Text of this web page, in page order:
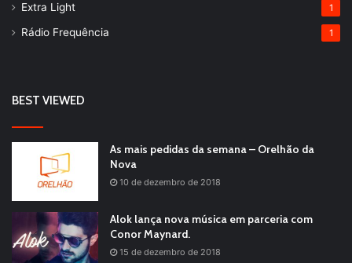
Extra Light 1
Rádio Frequência 1
BEST VIEWED
As mais pedidas da semana – Orelhão da
Nova
10 de dezembro de 2018
Alok lança nova música em parceria com
Conor Maynard.
15 de dezembro de 2018